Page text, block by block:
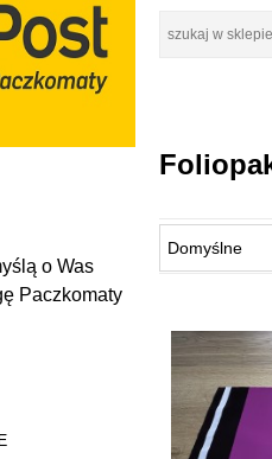
o Was
Paczkomaty